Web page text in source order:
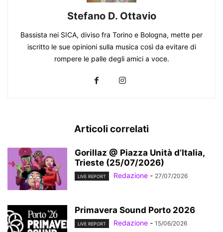
Stefano D. Ottavio
Bassista nei SICA, diviso fra Torino e Bologna, mette per
iscritto le sue opinioni sulla musica così da evitare di
rompere le palle degli amici a voce.
Articoli correlati
Gorillaz @ Piazza Unità d’Italia,
Trieste (25/07/2026)
LIVE REPORT Redazione - 27/07/2026
Primavera Sound Porto 2026
LIVE REPORT Redazione - 15/06/2026